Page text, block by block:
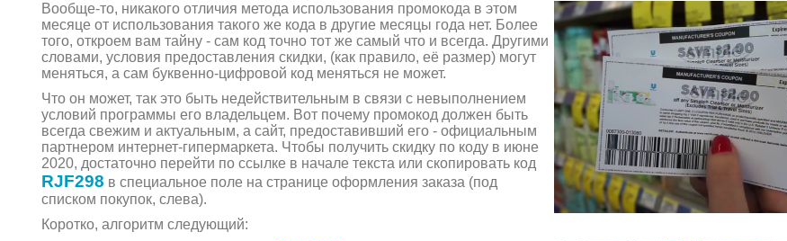
Вообще-то, никакого отличия метода использования промокода в этом
месяце от использования такого же кода в другие месяцы года нет. Более
того, откроем вам тайну - сам код точно тот же самый что и всегда. Другими
словами, условия предоставления скидки, (как правило, её размер) могут
меняться, а сам буквенно-цифровой код меняться не может.
Что он может, так это быть недействительным в связи с невыполнением
условий программы его владельцем. Вот почему промокод должен быть
всегда свежим и актуальным, а сайт, предоставивший его - официальным
партнером интернет-гипермаркета. Чтобы получить скидку по коду в июне
2020, достаточно перейти по ссылке в начале текста или скопировать код
RJF298 в специальное поле на странице оформления заказа (под
списком покупок, слева).
Коротко, алгоритм следующий: